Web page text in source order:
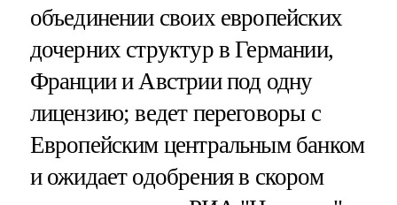
объединении своих европейских
дочерних структур в Германии,
Франции и Австрии под одну
лицензию; ведет переговоры с
Европейским центральным банком
и ожидает одобрения в скором